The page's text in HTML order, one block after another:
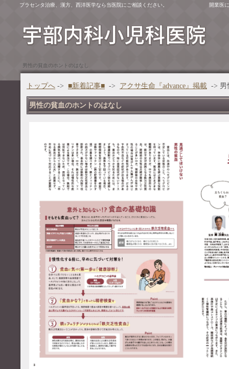
男性の貧血のホントのはなし
開業医
プラセンタ治療、漢方、西洋医学なら当医院にご相談ください。
トップへ -> ■新着記事■ -> アクサ生命『advance』掲載 -> 男
男性の貧血のホントのはなし